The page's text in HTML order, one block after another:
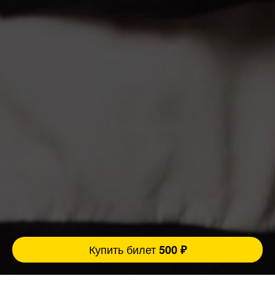
Купить билет500 ₽